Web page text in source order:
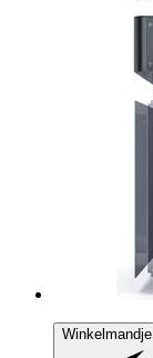
Winkelmandje